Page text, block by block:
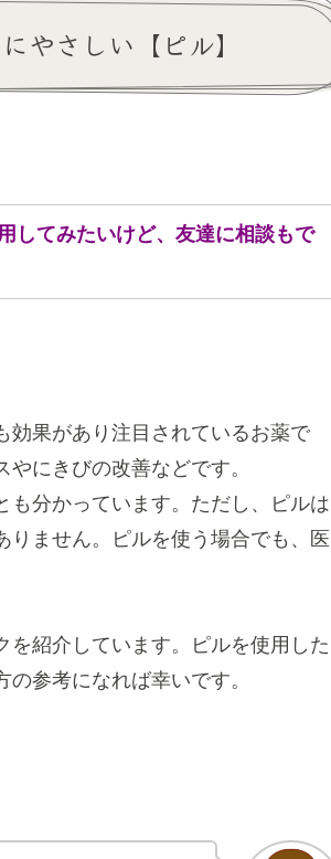
やさしい【ピル】
してみたいけど、友達に相談もで
効果があり注目されているお薬で
にきびの改善などです。
も分かっています。ただし、ピルは
りません。ピルを使う場合でも、医
を紹介しています。ピルを使用した
参考になれば幸いです。